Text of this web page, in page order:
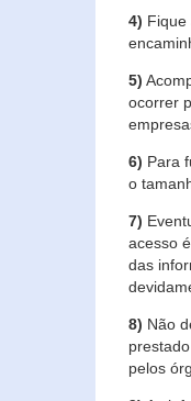
4) Fique
5)
ocorrer
6) Para
o
7)
acesso
das
8) Não
pelos